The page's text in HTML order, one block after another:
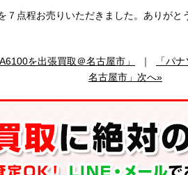
７点程お売りいただきました。ありが
を出張買取＠名古屋市」 ｜
「パ
名古屋市」次へ»